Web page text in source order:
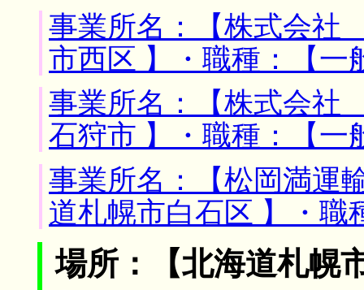
事業所名：【株式会社
市西区 】・職種：【一
事業所名：【株式会社
石狩市 】・職種：【一
事業所名：【松岡満運
道札幌市白石区 】・職
場所：【北海道札幌